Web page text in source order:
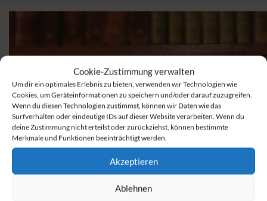
Cookie-Zustimmung verwalten
Um dir ein optimales Erlebnis zu bieten, verwenden wir Technologien wie
Cookies, um Geräteinformationen zu speichern und/oder darauf zuzugreifen.
Wenn du diesen Technologien zustimmst, können wir Daten wie das
Surfverhalten oder eindeutige IDs auf dieser Website verarbeiten. Wenn du
deine Zustimmung nicht erteilst oder zurückziehst, können bestimmte
Merkmale und Funktionen beeinträchtigt werden.
Akzeptieren
Ablehnen